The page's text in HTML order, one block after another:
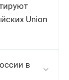
Union
в